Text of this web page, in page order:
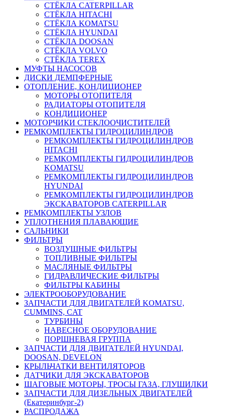
СТЁКЛА CATERPILLAR
СТЁКЛА HITACHI
СТЁКЛА KOMATSU
СТЁКЛА HYUNDAI
СТЁКЛА DOOSAN
СТЁКЛА VOLVO
СТЁКЛА TEREX
МУФТЫ НАСОСОВ
ДИСКИ ДЕМПФЕРНЫЕ
ОТОПЛЕНИЕ, КОНДИЦИОНЕР
МОТОРЫ ОТОПИТЕЛЯ
РАДИАТОРЫ ОТОПИТЕЛЯ
КОНДИЦИОНЕР
МОТОРЧИКИ СТЕКЛООЧИСТИТЕЛЕЙ
РЕМКОМПЛЕКТЫ ГИДРОЦИЛИНДРОВ
РЕМКОМПЛЕКТЫ ГИДРОЦИЛИНДРОВ
HITACHI
РЕМКОМПЛЕКТЫ ГИДРОЦИЛИНДРОВ
KOMATSU
РЕМКОМПЛЕКТЫ ГИДРОЦИЛИНДРОВ
HYUNDAI
РЕМКОМПЛЕКТЫ ГИДРОЦИЛИНДРОВ
ЭКСКАВАТОРОВ CATERPILLAR
РЕМКОМПЛЕКТЫ УЗЛОВ
УПЛОТНЕНИЯ ПЛАВАЮЩИЕ
САЛЬНИКИ
ФИЛЬТРЫ
ВОЗДУШНЫЕ ФИЛЬТРЫ
ТОПЛИВНЫЕ ФИЛЬТРЫ
МАСЛЯНЫЕ ФИЛЬТРЫ
ГИДРАВЛИЧЕСКИЕ ФИЛЬТРЫ
ФИЛЬТРЫ КАБИНЫ
ЭЛЕКТРООБОРУДОВАНИЕ
ЗАПЧАСТИ ДЛЯ ДВИГАТЕЛЕЙ KOMATSU,
CUMMINS, CAT
ТУРБИНЫ
НАВЕСНОЕ ОБОРУДОВАНИЕ
ПОРШНЕВАЯ ГРУППА
ЗАПЧАСТИ ДЛЯ ДВИГАТЕЛЕЙ HYUNDAI,
DOOSAN, DEVELON
КРЫЛЬЧАТКИ ВЕНТИЛЯТОРОВ
ДАТЧИКИ ДЛЯ ЭКСКАВАТОРОВ
ШАГОВЫЕ МОТОРЫ, ТРОСЫ ГАЗА, ГЛУШИЛКИ
ЗАПЧАСТИ ДЛЯ ДИЗЕЛЬНЫХ ДВИГАТЕЛЕЙ
(Екатеринбург-2)
РАСПРОДАЖА